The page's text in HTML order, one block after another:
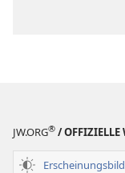
JW.ORG® / OFFIZIELLE